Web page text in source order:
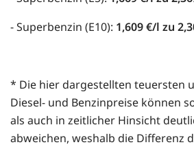
- Superbenzin (E10): 1,609 €/l zu
* Die hier dargestellten teuersten
Diesel- und Benzinpreise können
als auch in zeitlicher Hinsicht
abweichen, weshalb die Differenz